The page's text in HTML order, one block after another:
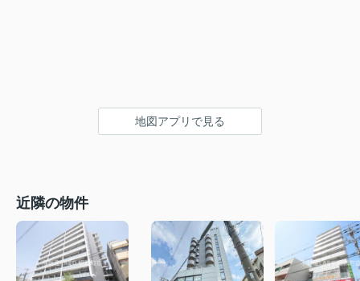
地図アプリで見る
近隣の物件